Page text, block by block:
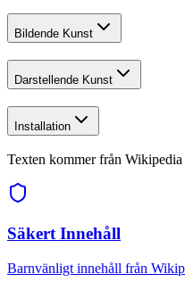
Bildende Kunst
Darstellende Kunst
Installation
Texten kommer från
Säkert Innehåll
Barnvänligt innehåll från